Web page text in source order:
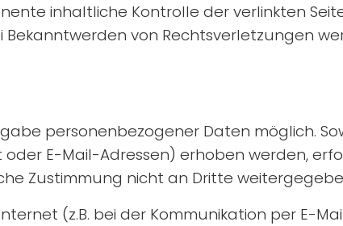
inhaltliche Kontrolle der verlinkten
von Rechtsverletzungen
personenbezogener Daten möglich.
E-Mail-Adressen) erhoben werden,
Zustimmung nicht an Dritte
(z.B. bei der Kommunikation per E-